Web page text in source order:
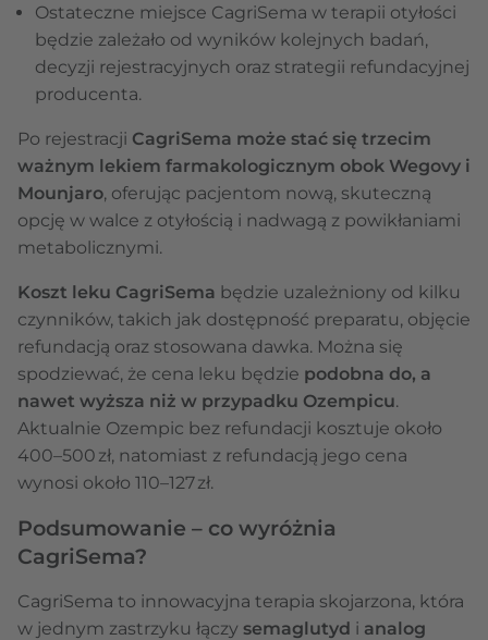
Ostateczne miejsce CagriSema w terapii otyłości
będzie zależało od wyników kolejnych badań,
decyzji rejestracyjnych oraz strategii refundacyjnej
producenta.
Po rejestracji CagriSema może stać się trzecim
ważnym lekiem farmakologicznym obok Wegovy i
Mounjaro, oferując pacjentom nową, skuteczną
opcję w walce z otyłością i nadwagą z powikłaniami
metabolicznymi.
Koszt leku CagriSema będzie uzależniony od kilku
czynników, takich jak dostępność preparatu, objęcie
refundacją oraz stosowana dawka. Można się
spodziewać, że cena leku będzie podobna do, a
nawet wyższa niż w przypadku Ozempicu.
Aktualnie Ozempic bez refundacji kosztuje około
400–500 zł, natomiast z refundacją jego cena
wynosi około 110–127 zł.
Podsumowanie – co wyróżnia
CagriSema?
CagriSema to innowacyjna terapia skojarzona, która
w jednym zastrzyku łączy semaglutyd i analog